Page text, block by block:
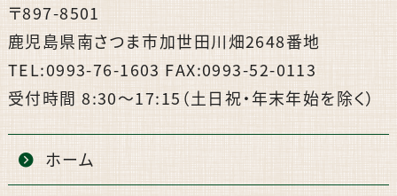
〒897-8501
鹿児島県南さつま市加世田川畑2648番地
TEL:0993-76-1603 FAX:0993-52-0113
受付時間 8:30〜17:15（土日祝・年末年始を除く）
ホーム